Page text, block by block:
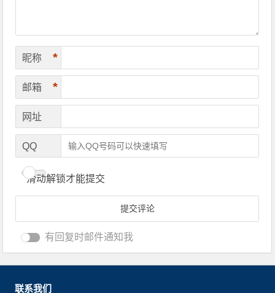
昵称 *
邮箱 *
网址
QQ
滑动解锁才能提交
有回复时邮件通知我
联系我们